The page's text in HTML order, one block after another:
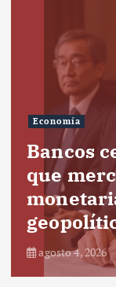
Economía
Bancos
que
agosto 4, 2026